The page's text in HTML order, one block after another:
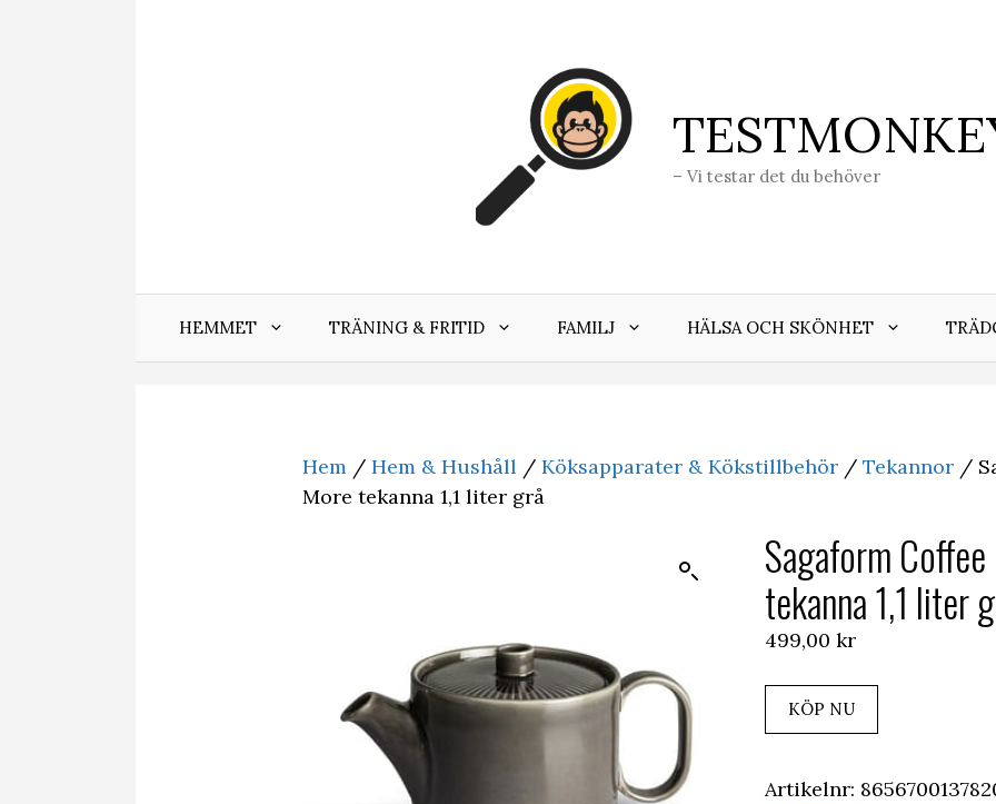
– Vi testar det du behöver
HEMMET TRÄNING & FRITID FAMILJ HÄLSA OCH SKÖNHET
Hem / Hem & Hushåll / Köksapparater & Kökstillbehör / Tekannor /
More tekanna 1,1 liter grå
Sagaform
tekanna 1,1 liter
499,00 kr
KÖP NU
Artikelnr: